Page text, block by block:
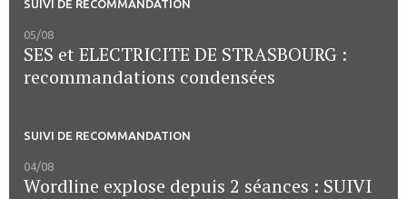
SUIVI DE RECOMMANDATION
05/08
SES et ELECTRICITE DE STRASBOURG :
recommandations condensées
SUIVI DE RECOMMANDATION
04/08
Wordline explose depuis 2 séances : SUIVI